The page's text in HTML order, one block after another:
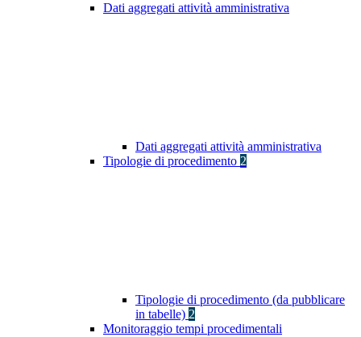
Dati aggregati attività amministrativa
Dati aggregati attività amministrativa
Tipologie di procedimento 2
Tipologie di procedimento (da pubblicare
in tabelle) 2
Monitoraggio tempi procedimentali